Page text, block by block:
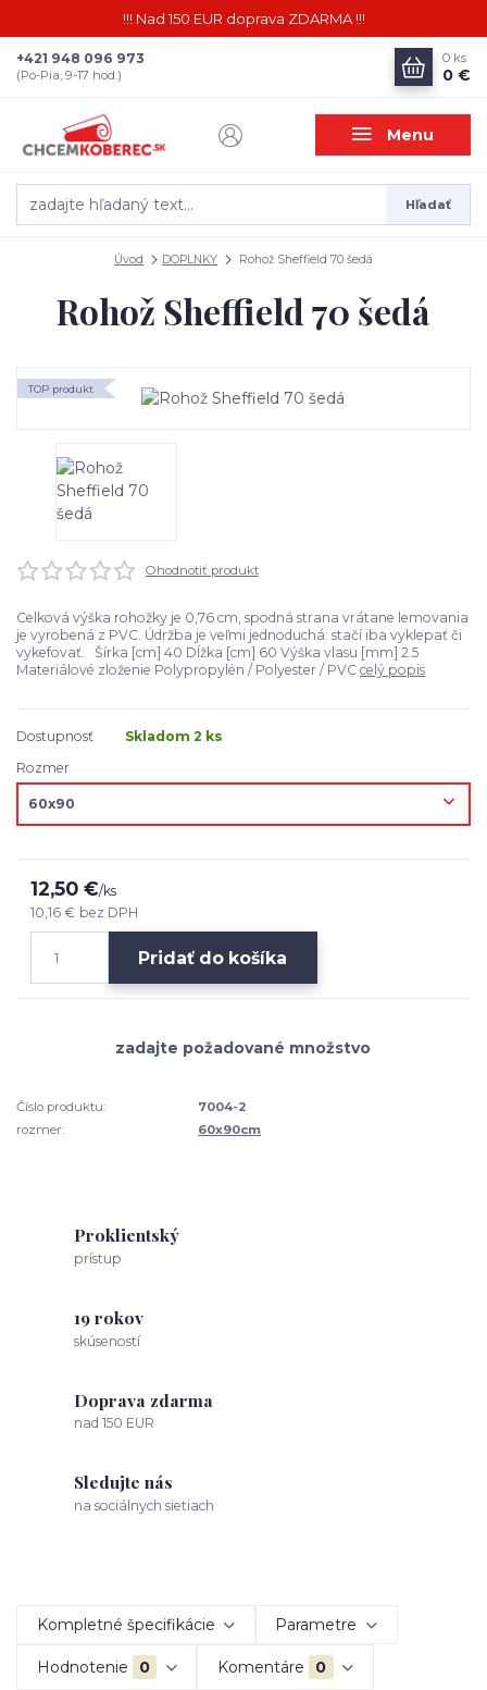
!!! Nad 150 EUR doprava ZDARMA !!!
Menu
Hľadať
+421 948 096 973
(Po-Pia, 9-17 hod.)
0 ks
0 €
Úvod DOPLNKY Rohož Sheffield 70 šedá
Rohož Sheffield 70 šedá
TOP produkt
Ohodnotiť produkt
Celková výška rohožky je 0,76 cm, spodná strana vrátane lemovania
je vyrobená z PVC. Údržba je veľmi jednoduchá: stačí iba vyklepať či
vykefovať. Šírka [cm] 40 Dĺžka [cm] 60 Výška vlasu [mm] 2.5
Materiálové zloženie Polypropylén / Polyester / PVC celý popis
Dostupnosť
Skladom 2 ks
Rozmer
12,50 €/ks
10,16 € bez DPH
Pridať do košíka
Číslo produktu:
7004-2
rozmer:
60x90cm
Proklientský
prístup
19 rokov
skúseností
Doprava zdarma
nad 150 EUR
Sledujte nás
na sociálnych sietiach
Kompletné špecifikácie Parametre
Hodnotenie 0 Komentáre 0